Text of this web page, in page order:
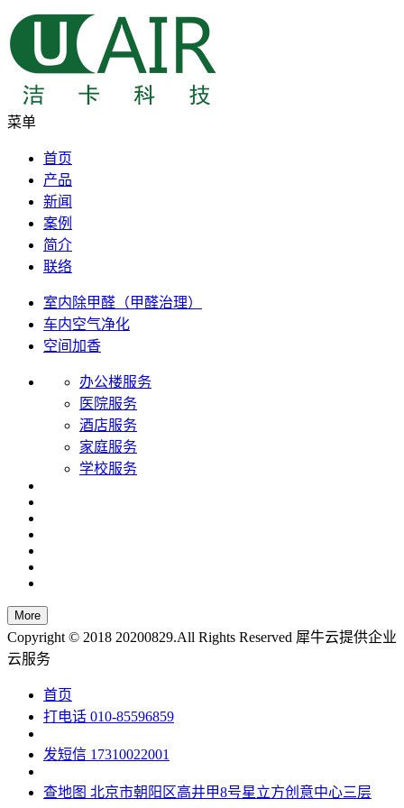
菜单
首页
产品
新闻
案例
简介
联络
室内除甲醛（甲醛治理）
车内空气净化
空间加香
办公楼服务
医院服务
酒店服务
家庭服务
学校服务
Copyright © 2018 20200829.All Rights Reserved 犀牛云提供企业
云服务
首页
打电话 010-85596859
发短信 17310022001
查地图 北京市朝阳区高井甲8号星立方创意中心三层